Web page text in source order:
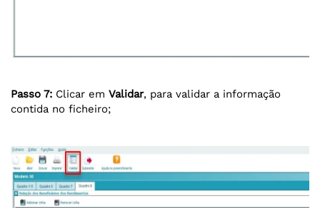
Passo 7: Clicar em Validar, para validar a informação
contida no ficheiro;